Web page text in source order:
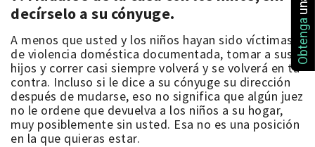
decírselo a su cónyuge.
A menos que usted y los niños hayan sido víctimas
de violencia doméstica documentada, tomar a sus
hijos y correr casi siempre volverá y se volverá en tu
contra. Incluso si le dice a su cónyuge su dirección
después de mudarse, eso no significa que algún juez
no le ordene que devuelva a los niños a su hogar,
muy posiblemente sin usted. Esa no es una posición
en la que quieras estar.
Obtenga